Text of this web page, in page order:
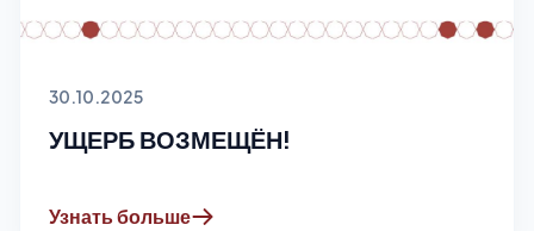
30.10.2025
УЩЕРБ ВОЗМЕЩЁН!
Узнать больше